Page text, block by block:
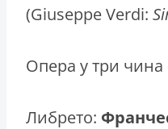
(Giuseppe Verdi:
Опера у три чина
Либрето: